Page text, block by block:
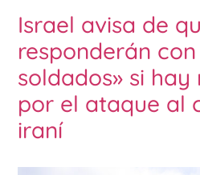
Israel avisa de
responderán
soldados» si hay
por el ataque al
iraní